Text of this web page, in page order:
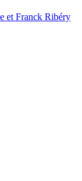
et Franck Ribéry